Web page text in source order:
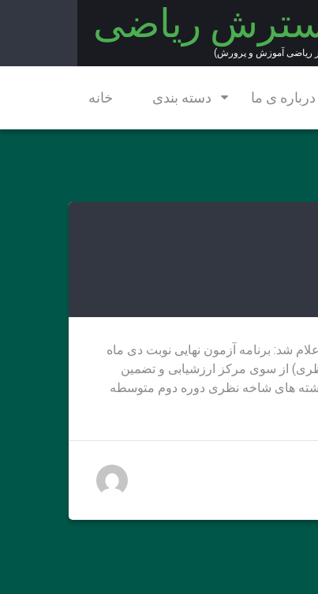
ریاضی ریاضی آموزش و پرورش)
خانه دسته بندی درباره ی ما
شد: برنامه آزمون نهایی نوبت دی ماه
نظری) از سوی مرکز ارزشیابی و تضمین
های شاخه نظری دوره دوم متوسطه